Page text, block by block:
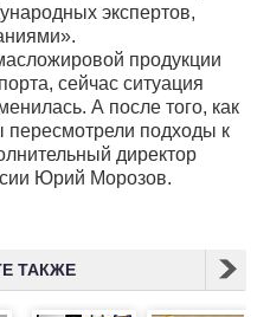
экспертов,
продукции
сейчас ситуация
А после того, как
подходы к
директор
Юрий Морозов.
ТАКЖЕ